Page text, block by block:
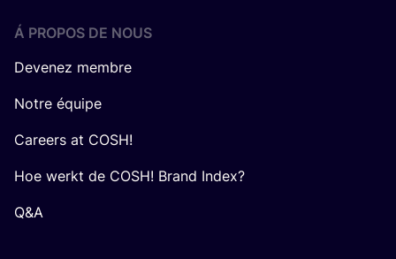
Á PROPOS DE NOUS
Devenez membre
Notre équipe
Careers at COSH!
Hoe werkt de COSH! Brand Index?
Q&A